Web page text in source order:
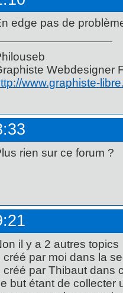
edge pas de
Webdesigner
www.graphiste-
rien sur ce forum ?
il y a 2 autres topics
créé par moi dans la
créé par Thibaut dans
but étant de collecter